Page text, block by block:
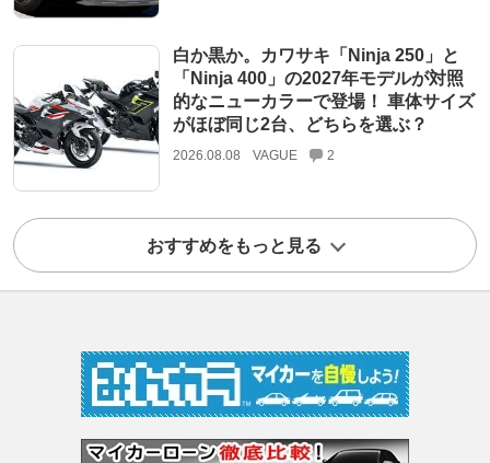
白か黒か。カワサキ「Ninja 250」と
「Ninja 400」の2027年モデルが対照
的なニューカラーで登場！ 車体サイズ
がほぼ同じ2台、どちらを選ぶ？
2026.08.08 VAGUE 2
おすすめをもっと見る